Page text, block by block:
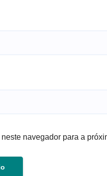
navegador para a